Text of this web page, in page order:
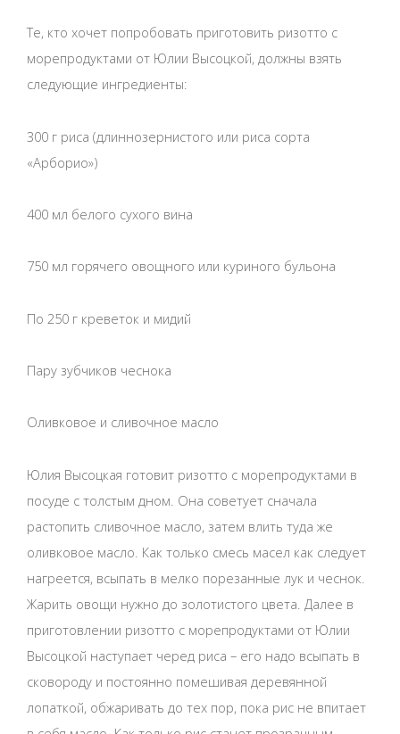
Те, кто хочет попробовать приготовить ризотто с
морепродуктами от Юлии Высоцкой, должны взять
следующие ингредиенты:
300 г риса (длиннозернистого или риса сорта
«Арборио»)
400 мл белого сухого вина
750 мл горячего овощного или куриного бульона
По 250 г креветок и мидий
Пару зубчиков чеснока
Оливковое и сливочное масло
Юлия Высоцкая готовит ризотто с морепродуктами в
посуде с толстым дном. Она советует сначала
растопить сливочное масло, затем влить туда же
оливковое масло. Как только смесь масел как следует
нагреется, всыпать в мелко порезанные лук и чеснок.
Жарить овощи нужно до золотистого цвета. Далее в
приготовлении ризотто с морепродуктами от Юлии
Высоцкой наступает черед риса – его надо всыпать в
сковороду и постоянно помешивая деревянной
лопаткой, обжаривать до тех пор, пока рис не впитает